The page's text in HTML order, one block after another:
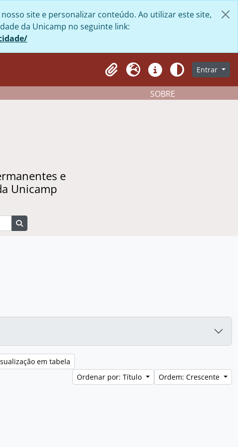
site e personalizar conteúdo. Ao utilizar este site,
da Unicamp no seguinte link:
Clipboard
Idioma AtalhosAparênciaEntrar
SOBRE
e
Unicamp
em tabela
Ordenar por: Título
Ordem: Crescente